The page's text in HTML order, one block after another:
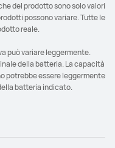
del prodotto sono solo valori
possono variare. Tutte le
reale.
può variare leggermente.
della batteria. La capacità
potrebbe essere leggermente
batteria indicato.